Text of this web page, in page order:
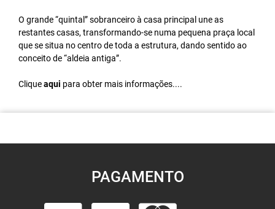
O grande “quintal” sobranceiro à casa principal une as
restantes casas, transformando-se numa pequena praça local
que se situa no centro de toda a estrutura, dando sentido ao
conceito de “aldeia antiga”.
Cliqueaqui para obter mais informações....
PAGAMENTO